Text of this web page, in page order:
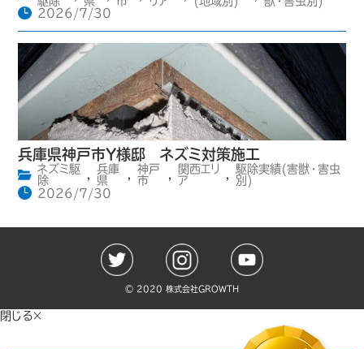
2026/7/30
兵庫県神戸市Y様邸 ネズミ対策施工
ネズミ駆
除
,
兵庫
県
,
神戸
市
,
関西エリ
ア
,
駆除実績(害獣・害虫
別)
2026/7/30
©️ 2020 株式会社GROWTH
閉じる×